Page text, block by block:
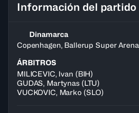
Información del partido
Dinamarca
Copenhagen, Ballerup Super Arena
ÁRBITROS
MILICEVIC, Ivan (BIH)
GUDAS, Martynas(LTU)
VUCKOVIC, Marko(SLO)